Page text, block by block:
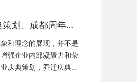
划、成都周年庆
幕仪式策划、成
、成都封顶仪式
仪式策划、成都
和理念的展现，并不是
强企业内部凝聚力和荣
庆典策划，乔迁庆典策